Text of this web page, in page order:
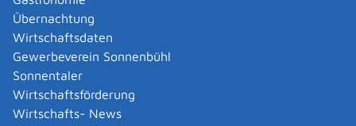
Übernachtung
Wirtschaftsdaten
Gewerbeverein Sonnenbühl
Sonnentaler
Wirtschaftsförderung
Wirtschafts- News
Bürgergeld mitteilen
Änderung persönlicher Daten der Hochschule
mitteilen
Änderungen an die Krankenkasse melden
Anerkennung als gemeinnützige Stiftung
beantragen